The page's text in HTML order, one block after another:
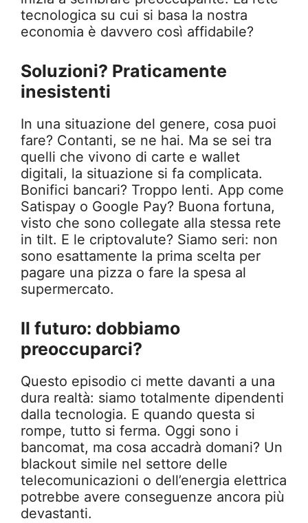
tecnologica su cui si basa la nostra
economia è davvero così affidabile?
Soluzioni? Praticamente
inesistenti
In una situazione del genere, cosa puoi
fare? Contanti, se ne hai. Ma se sei tra
quelli che vivono di carte e wallet
digitali, la situazione si fa complicata.
Bonifici bancari? Troppo lenti. App come
Satispay o Google Pay? Buona fortuna,
visto che sono collegate alla stessa rete
in tilt. E le criptovalute? Siamo seri: non
sono esattamente la prima scelta per
pagare una pizza o fare la spesa al
supermercato.
Il futuro: dobbiamo
preoccuparci?
Questo episodio ci mette davanti a una
dura realtà: siamo totalmente dipendenti
dalla tecnologia. E quando questa si
rompe, tutto si ferma. Oggi sono i
bancomat, ma cosa accadrà domani? Un
blackout simile nel settore delle
telecomunicazioni o dell’energia elettrica
potrebbe avere conseguenze ancora più
devastanti.